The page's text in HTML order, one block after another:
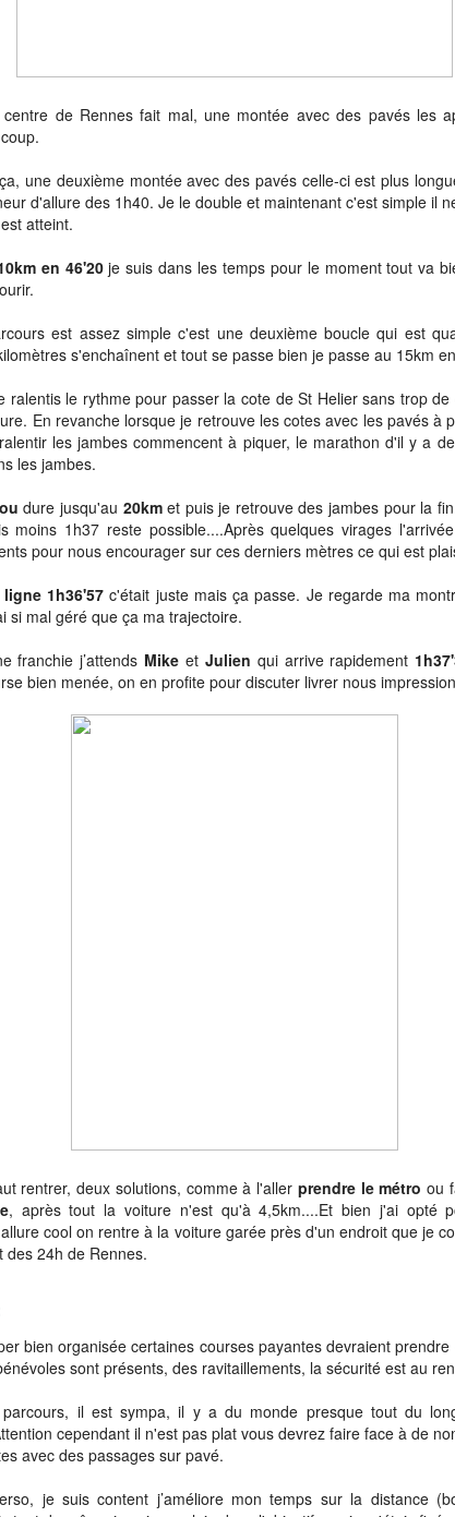
centre de Rennes fait mal, une montée avec des pavés les
une deuxième montée avec des pavés celle-ci est plus
d'allure des 1h40. Je le double et maintenant c'est simple il
atteint.
en 46'20je suis dans les temps pour le moment tout va
est assez simple c'est une deuxième boucle qui est
s'enchaînent et tout se passe bien je passe au 15km
ralentis le rythme pour passer la cote de St Helier sans trop
En revanche lorsque je retrouve les cotes avec les pavés à
les jambes commencent à piquer, le marathon d'il y a
les jambes.
dure jusqu'au 20kmet puis je retrouve des jambes pour la
moins 1h37 reste possible....Après quelques virages
pour nous encourager sur ces derniers mètres ce qui est
1h36'57c'était juste mais ça passe. Je regarde ma
si mal géré que ça ma trajectoire.
franchie j’attends Mike et Julien qui arrive rapidement
bien menée, on en profite pour discuter livrer nous
rentrer, deux solutions, comme à l'aller prendre le métro ou
, après tout la voiture n'est qu'à 4,5km....Et bien j'ai opté
cool on rentre à la voiture garée près d'un endroit que je
des 24h de Rennes.
bien organisée certaines courses payantes devraient
sont présents, des ravitaillements, la sécurité est au
parcours, il est sympa, il y a du monde presque tout du
cependant il n'est pas plat vous devrez faire face à de
avec des passages sur pavé.
je suis content j’améliore mon temps sur la distance